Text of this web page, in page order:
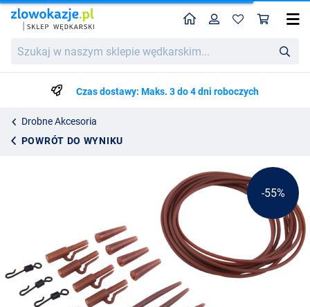
w
wędkarskim...
HomeProfil
Czas dostawy: Maks. 3 do 4 dni roboczych
Drobne Akcesoria
POWRÓT DO WYNIKU
Ultimate Safety Rig Kit
35.95
16.19
-55%